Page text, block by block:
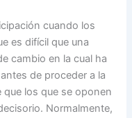
cuando los
es difícil que una
cambio en la cual ha
de proceder a la
los que se oponen
Normalmente,